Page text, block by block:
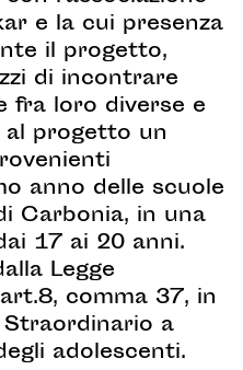
e la cui presenza
il progetto,
di incontrare
fra loro diverse e
progetto un
anno delle scuole
Carbonia, in una
17 ai 20 anni.
Legge
comma 37, in
a
adolescenti.